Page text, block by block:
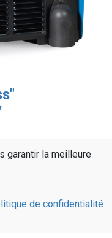
garantir la meilleure
de confidentialité